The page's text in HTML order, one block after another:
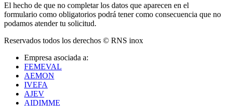
El hecho de que no completar los datos que aparecen en el
formulario como obligatorios podrá tener como consecuencia que no
podamos atender tu solicitud.
Reservados todos los derechos © RNS inox
Empresa asociada a:
FEMEVAL
AEMON
IVEFA
AJEV
AIDIMME